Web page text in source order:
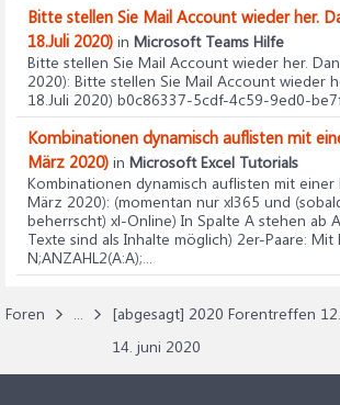
Bitte stellen Sie Mail Account wieder her.
18.Juli 2020) in Microsoft Teams Hilfe
Bitte stellen Sie Mail Account wieder her.
2020): Bitte stellen Sie Mail Account wieder
18.Juli 2020) b0c86337-5cdf-4c59-9ed0-
Kombinationen dynamisch auflisten mit
März 2020) in Microsoft Excel Tutorials
Kombinationen dynamisch auflisten mit einer
März 2020): (momentan nur xl365 und
beherrscht) xl-Online) In Spalte A stehen ab
Texte sind als Inhalte möglich) 2er-Paare: Mit
N;ANZAHL2(A:A);...
Foren ...
[abgesagt] 2020 Forentreffen
14. juni 2020